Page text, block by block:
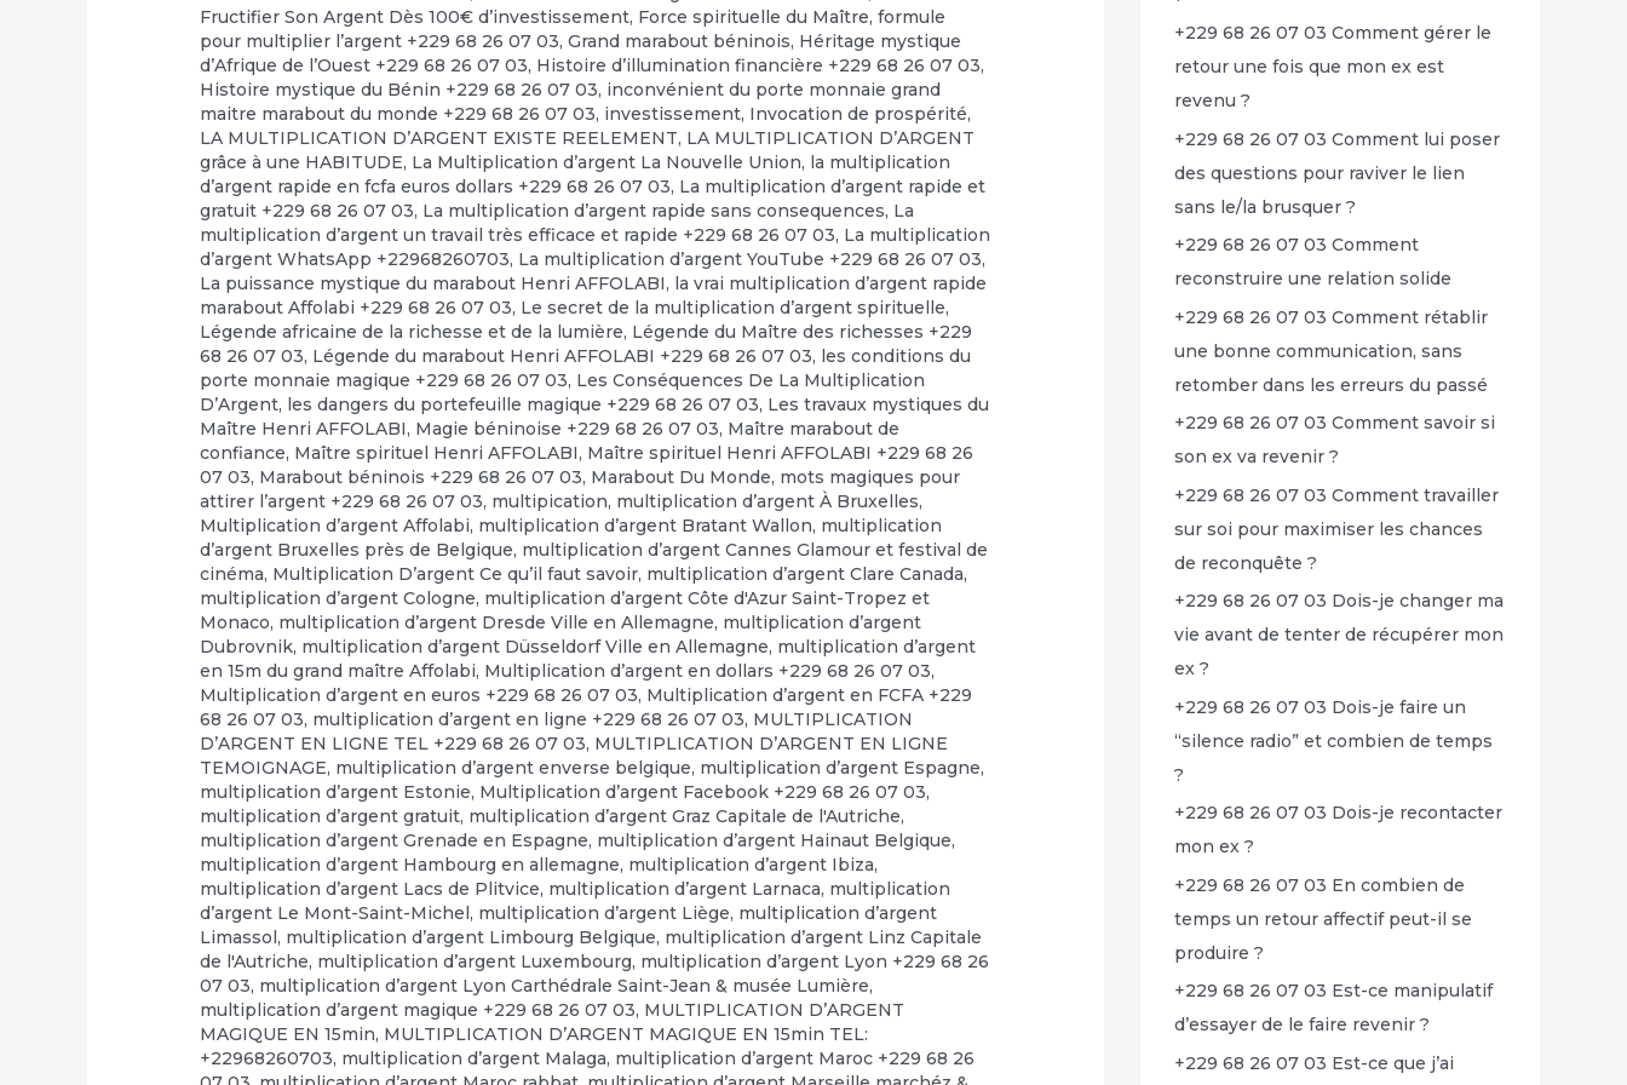
Fructifier Son Argent Dès 100€ d’investissement, Force spirituelle du Maître,formule
pour multiplier l’argent +229 68 26 07 03,Grand marabout béninois, Héritage mystique
d’Afrique de l’Ouest +229 68 26 07 03, Histoire d’illumination financière +229 68 26 07 03,
Histoire mystique du Bénin +229 68 26 07 03, inconvénient du porte monnaie grand
maitre marabout du monde +229 68 26 07 03, investissement, Invocation de prospérité,
LA MULTIPLICATION D’ARGENT EXISTE REELEMENT, LA MULTIPLICATION D’ARGENT
grâce à une HABITUDE, La Multiplication d’argent La Nouvelle Union, la multiplication
d’argent rapide en fcfa euros dollars +229 68 26 07 03, La multiplication d’argent rapide et
gratuit +229 68 26 07 03, La multiplication d’argent rapide sans consequences, La
multiplication d’argent un travail très efficace et rapide +229 68 26 07 03, La multiplication
d’argent WhatsApp +22968260703, La multiplication d’argent YouTube +229 68 26 07 03,
La puissance mystique du marabout Henri AFFOLABI, la vrai multiplication d’argent rapide
marabout Affolabi +229 68 26 07 03, Le secret de la multiplication d’argent spirituelle,
Légende africaine de la richesse et de la lumière, Légende du Maître des richesses +229
68 26 07 03, Légende du marabout Henri AFFOLABI +229 68 26 07 03, les conditions du
porte monnaie magique +229 68 26 07 03, Les Conséquences De La Multiplication
D’Argent, les dangers du portefeuille magique +229 68 26 07 03, Les travaux mystiques du
Maître Henri AFFOLABI, Magie béninoise +229 68 26 07 03, Maître marabout de
confiance, Maître spirituel Henri AFFOLABI, Maître spirituel Henri AFFOLABI +229 68 26
07 03, Marabout béninois +229 68 26 07 03, Marabout Du Monde, mots magiques pour
attirer l’argent +229 68 26 07 03, multipication, multiplication d’argent À Bruxelles,
Multiplication d’argent Affolabi, multiplication d’argent Bratant Wallon, multiplication
d’argent Bruxelles près de Belgique, multiplication d’argent Cannes Glamour et festival de
cinéma, Multiplication D’argent Ce qu’il faut savoir, multiplication d’argent Clare Canada,
multiplication d’argent Cologne, multiplication d’argent Côte d'Azur Saint-Tropez et
Monaco, multiplication d’argent Dresde Ville en Allemagne, multiplication d’argent
Dubrovnik, multiplication d’argent Düsseldorf Ville en Allemagne, multiplication d’argent
en 15m du grand maître Affolabi, Multiplication d’argent en dollars +229 68 26 07 03,
Multiplication d’argent en euros +229 68 26 07 03, Multiplication d’argent en FCFA +229
68 26 07 03, multiplication d’argent en ligne +229 68 26 07 03, MULTIPLICATION
D’ARGENT EN LIGNE TEL +229 68 26 07 03, MULTIPLICATION D’ARGENT EN LIGNE
TEMOIGNAGE, multiplication d’argent enverse belgique, multiplication d’argent Espagne,
multiplication d’argent Estonie, Multiplication d’argent Facebook +229 68 26 07 03,
multiplication d’argent gratuit, multiplication d’argent Graz Capitale de l'Autriche,
multiplication d’argent Grenade en Espagne, multiplication d’argent Hainaut Belgique,
multiplication d’argent Hambourg en allemagne, multiplication d’argent Ibiza,
multiplication d’argent Lacs de Plitvice, multiplication d’argent Larnaca, multiplication
d’argent Le Mont-Saint-Michel, multiplication d’argent Liège, multiplication d’argent
Limassol, multiplication d’argent Limbourg Belgique, multiplication d’argent Linz Capitale
de l'Autriche, multiplication d’argent Luxembourg, multiplication d’argent Lyon +229 68 26
07 03, multiplication d’argent Lyon Carthédrale Saint-Jean & musée Lumière,
multiplication d’argent magique +229 68 26 07 03, MULTIPLICATION D’ARGENT
MAGIQUE EN 15min, MULTIPLICATION D’ARGENT MAGIQUE EN 15min TEL:
+22968260703, multiplication d’argent Malaga, multiplication d’argent Maroc +229 68 26
+229 68 26 07 03 Comment gérer le
retour une fois que mon ex est
revenu ?
+229 68 26 07 03 Comment lui poser
des questions pour raviver le lien
sans le/la brusquer ?
+229 68 26 07 03 Comment
reconstruire une relation solide
+229 68 26 07 03 Comment rétablir
une bonne communication, sans
retomber dans les erreurs du passé
+229 68 26 07 03 Comment savoir si
son ex va revenir ?
+229 68 26 07 03 Comment travailler
sur soi pour maximiser les chances
de reconquête ?
+229 68 26 07 03 Dois-je changer ma
vie avant de tenter de récupérer mon
ex ?
+229 68 26 07 03 Dois-je faire un
“silence radio” et combien de temps
?
+229 68 26 07 03 Dois-je recontacter
mon ex ?
+229 68 26 07 03 En combien de
temps un retour affectif peut-il se
produire ?
+229 68 26 07 03 Est-ce manipulatif
d’essayer de le faire revenir ?
+229 68 26 07 03 Est-ce que j’ai